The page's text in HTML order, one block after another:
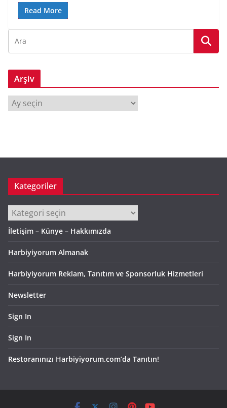
Read More
Arşiv
Kategoriler
Kategoriler
İletişim – Künye – Hakkımızda
Harbiyiyorum Almanak
Harbiyiyorum Reklam, Tanıtım ve Sponsorluk Hizmetleri
Newsletter
Sign In
Sign In
Restoranınızı Harbiyiyorum.com’da Tanıtın!